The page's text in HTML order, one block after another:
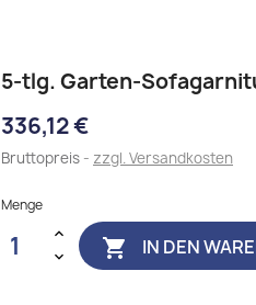
5-tlg. Garten-
336,12 €
Bruttopreis zzgl. Versandkosten
Menge
 IN DEN